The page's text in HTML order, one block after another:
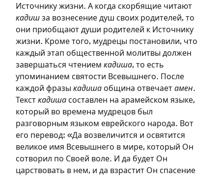
Источнику жизни. А когда скорбящие читают
кадиш за вознесение душ своих родителей, то
они приобщают души родителей к Источнику
жизни. Кроме того, мудрецы постановили, что
каждый этап общественной молитвы должен
завершаться чтением кадиша, то есть
упоминанием святости Всевышнего. После
каждой фразы кадиша община отвечает амен.
Текст кадиша составлен на арамейском языке,
который во времена мудрецов был
разговорным языком еврейского народа. Вот
его перевод: «Да возвеличится и освятится
великое имя Всевышнего в мире, который Он
сотворил по Своей воле. И да будет Он
царствовать в нем, и да взрастит Он спасение